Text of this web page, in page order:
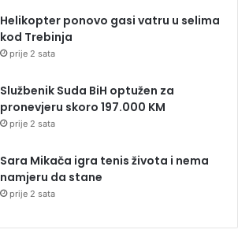
Helikopter ponovo gasi vatru u selima
kod Trebinja
prije 2 sata
Službenik Suda BiH optužen za
pronevjeru skoro 197.000 KM
prije 2 sata
Sara Mikača igra tenis života i nema
namjeru da stane
prije 2 sata